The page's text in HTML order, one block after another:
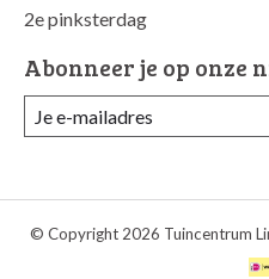
2e pinksterdag
Abonneer je op onze
© Copyright 2026 Tuincentrum